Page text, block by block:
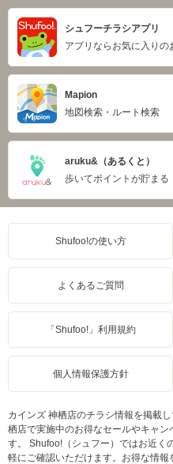
シュフーチラシアプリ
アプリならお気に入りの
Mapion
地図検索・ルート検索
aruku&（あるくと）
歩いてポイントが貯まる
Shufoo!の使い方
よくあるご質問
「Shufoo!」利用規約
個人情報保護方針
カインズ 神栖店のチラシ情報を掲載
栖店で実施中のお得なセールやキャ
す。 Shufoo!（シュフー）ではお近く
軽にご確認いただけます。お得な情報